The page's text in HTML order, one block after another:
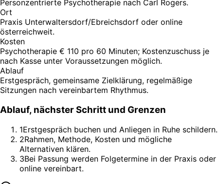
Personzentrierte Psychotherapie nach Carl Rogers.
Ort
Praxis Unterwaltersdorf/Ebreichsdorf oder online
österreichweit.
Kosten
Psychotherapie € 110 pro 60 Minuten; Kostenzuschuss je
nach Kasse unter Voraussetzungen möglich.
Ablauf
Erstgespräch, gemeinsame Zielklärung, regelmäßige
Sitzungen nach vereinbartem Rhythmus.
Ablauf, nächster Schritt und Grenzen
1Erstgespräch buchen und Anliegen in Ruhe schildern.
2Rahmen, Methode, Kosten und mögliche
Alternativen klären.
3Bei Passung werden Folgetermine in der Praxis oder
online vereinbart.